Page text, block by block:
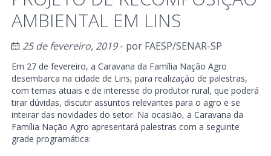
AMBIENTAL EM LINS
25 de fevereiro, 2019- por FAESP/SENAR-SP
Em 27 de fevereiro, a Caravana da Família Nação Agro
desembarca na cidade de Lins, para realização de palestras,
com temas atuais e de interesse do produtor rural, que poderá
tirar dúvidas, discutir assuntos relevantes para o agro e se
inteirar das novidades do setor. Na ocasião, a Caravana da
Família Nação Agro apresentará palestras com a seguinte
grade programática: